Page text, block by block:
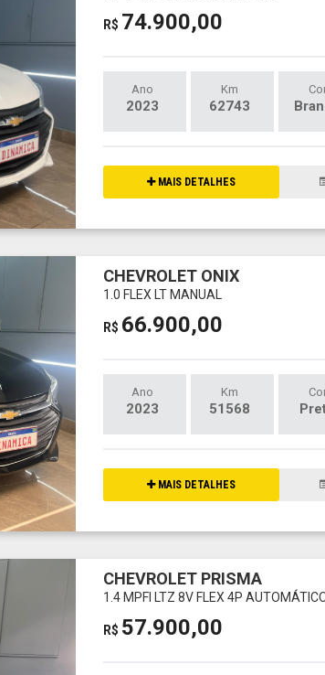
R$ 74.900,00
Ano
2023
Km
62743
MAIS DETALHES
CHEVROLET ONIX
1.0 FLEX LT MANUAL
R$ 66.900,00
Ano
2023
Km
51568
MAIS DETALHES
CHEVROLET PRISMA
1.4 MPFI LTZ 8V FLEX 4P
R$ 57.900,00